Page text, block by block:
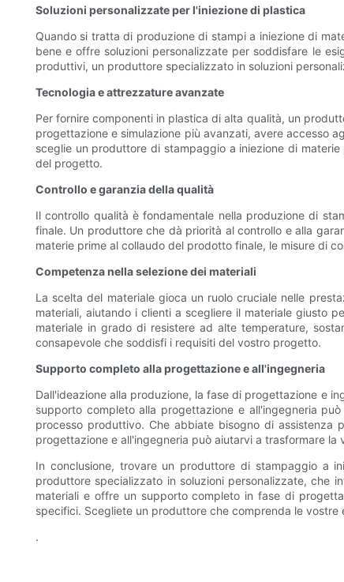
Soluzioni personalizzate per l'iniezione di plastica
Quando si tratta di produzione di stampi a iniezione di
bene e offre soluzioni personalizzate per soddisfare le
produttivi, un produttore specializzato in soluzioni
Tecnologia e attrezzature avanzate
Per fornire componenti in plastica di alta qualità, un
progettazione e simulazione più avanzati, avere accesso
sceglie un produttore di stampaggio a iniezione di
del progetto.
Controllo e garanzia della qualità
Il controllo qualità è fondamentale nella produzione di
finale. Un produttore che dà priorità al controllo e alla
materie prime al collaudo del prodotto finale, le misure di
Competenza nella selezione dei materiali
La scelta del materiale gioca un ruolo cruciale nelle
materiali, aiutando i clienti a scegliere il materiale giusto
materiale in grado di resistere ad alte temperature,
consapevole che soddisfi i requisiti del vostro progetto.
Supporto completo alla progettazione e all'ingegneria
Dall'ideazione alla produzione, la fase di progettazione e
supporto completo alla progettazione e all'ingegneria
processo produttivo. Che abbiate bisogno di
progettazione e all'ingegneria può aiutarvi a trasformare
In conclusione, trovare un produttore di stampaggio a
produttore specializzato in soluzioni personalizzate, che
materiali e offre un supporto completo in fase di
specifici. Scegliete un produttore che comprenda le
.